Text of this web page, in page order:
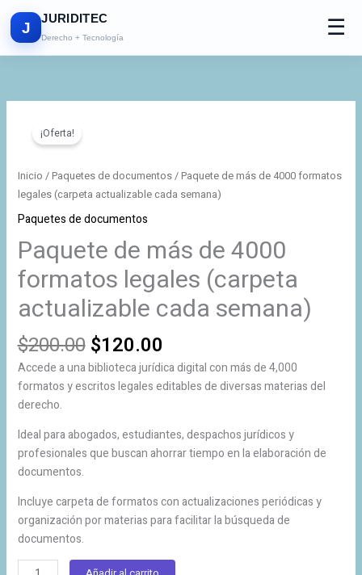
J
JURIDITEC
Derecho + Tecnología ☰
contenido
¡Oferta!
Inicio /Paquetes de documentos/ Paquete de más de 4000 formatos
legales (carpeta actualizable cada semana)
Paquetes de documentos
Paquete de más de 4000
formatos legales (carpeta
actualizable cada semana)
$200.00
era:
$200.00.
$120.00
es:
$120.00.
Accede a una biblioteca jurídica digital con más de 4,000
formatos y escritos legales editables de diversas materias del
derecho.
Ideal para abogados, estudiantes, despachos jurídicos y
profesionales que buscan ahorrar tiempo en la elaboración de
documentos.
Incluye carpeta de formatos con actualizaciones periódicas y
organización por materias para facilitar la búsqueda de
documentos.
de
4000
legales
(carpeta
actualizable
cada
semana)
cantidad